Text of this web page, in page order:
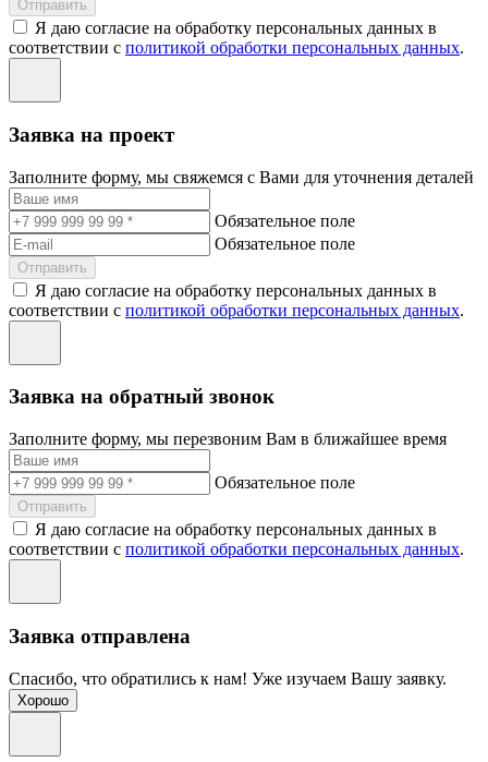
Отправить
Я даю согласие на обработку персональных данных в
соответствии с политикой обработки персональных данных.
Заявка на проект
Заполните форму, мы свяжемся с Вами для уточнения деталей
Обязательное поле
Обязательное поле
Отправить
Я даю согласие на обработку персональных данных в
соответствии с политикой обработки персональных данных.
Заявка на обратный звонок
Заполните форму, мы перезвоним Вам в ближайшее время
Обязательное поле
Отправить
Я даю согласие на обработку персональных данных в
соответствии с политикой обработки персональных данных.
Заявка отправлена
Спасибо, что обратились к нам! Уже изучаем Вашу заявку.
Хорошо